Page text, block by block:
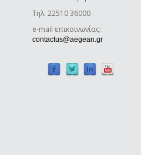
Τηλ. 22510 36000
e-mail επικοινωνίας:
contactus@aegean.gr (link sends